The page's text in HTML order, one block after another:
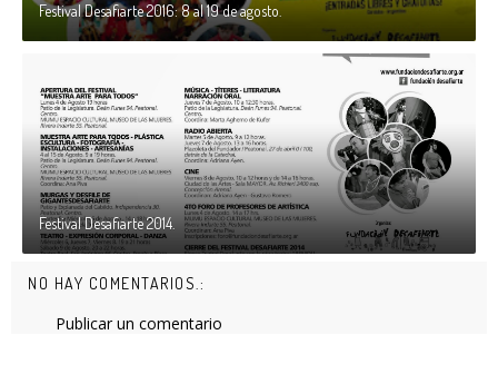
Festival Desafiarte 2016: 8 al 19 de agosto.
Festival Desafiarte 2014.
NO HAY COMENTARIOS.:
Publicar un comentario